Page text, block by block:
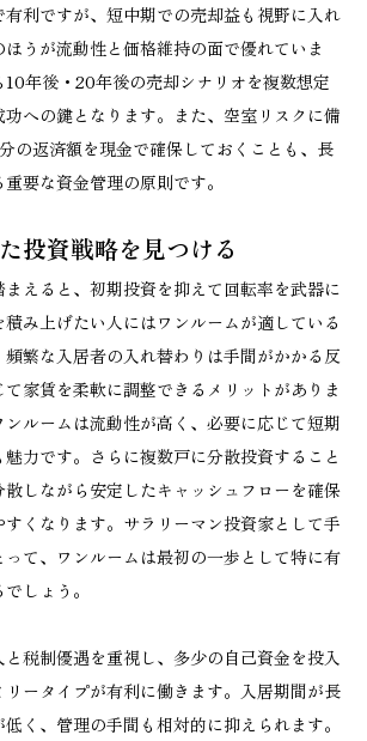
有利ですが、短中期での売却益も視野に入れ
うが流動性と価格維持の面で優れていま
年後・20年後の売却シナリオを複数想定
功への鍵となります。また、空室リスクに備
の返済額を現金で確保しておくことも、長
要な資金管理の原則です。
投資戦略を見つける
まえると、初期投資を抑えて回転率を武器に
み上げたい人にはワンルームが適している
頻繁な入居者の入れ替わりは手間がかかる反
家賃を柔軟に調整できるメリットがありま
ルームは流動性が高く、必要に応じて短期
力です。さらに複数戸に分散投資すること
しながら安定したキャッシュフローを確保
くなります。サラリーマン投資家として手
て、ワンルームは最初の一歩として特に有
しょう。
税制優遇を重視し、多少の自己資金を投入
ータイプが有利に働きます。入居期間が長
く、管理の手間も相対的に抑えられます。